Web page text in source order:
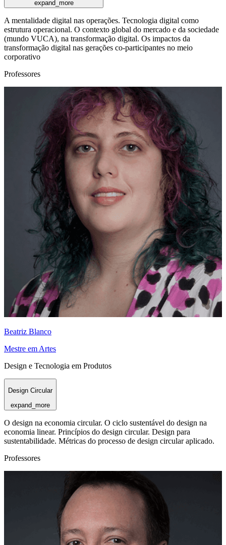
expand_more
A mentalidade digital nas operações. Tecnologia digital como
estrutura operacional. O contexto global do mercado e da sociedade
(mundo VUCA), na transformação digital. Os impactos da
transformação digital nas gerações co-participantes no meio
corporativo
Professores
Beatriz Blanco
Mestre em Artes
Design e Tecnologia em Produtos
Design Circular
expand_more
O design na economia circular. O ciclo sustentável do design na
economia linear. Princípios do design circular. Design para
sustentabilidade. Métricas do processo de design circular aplicado.
Professores